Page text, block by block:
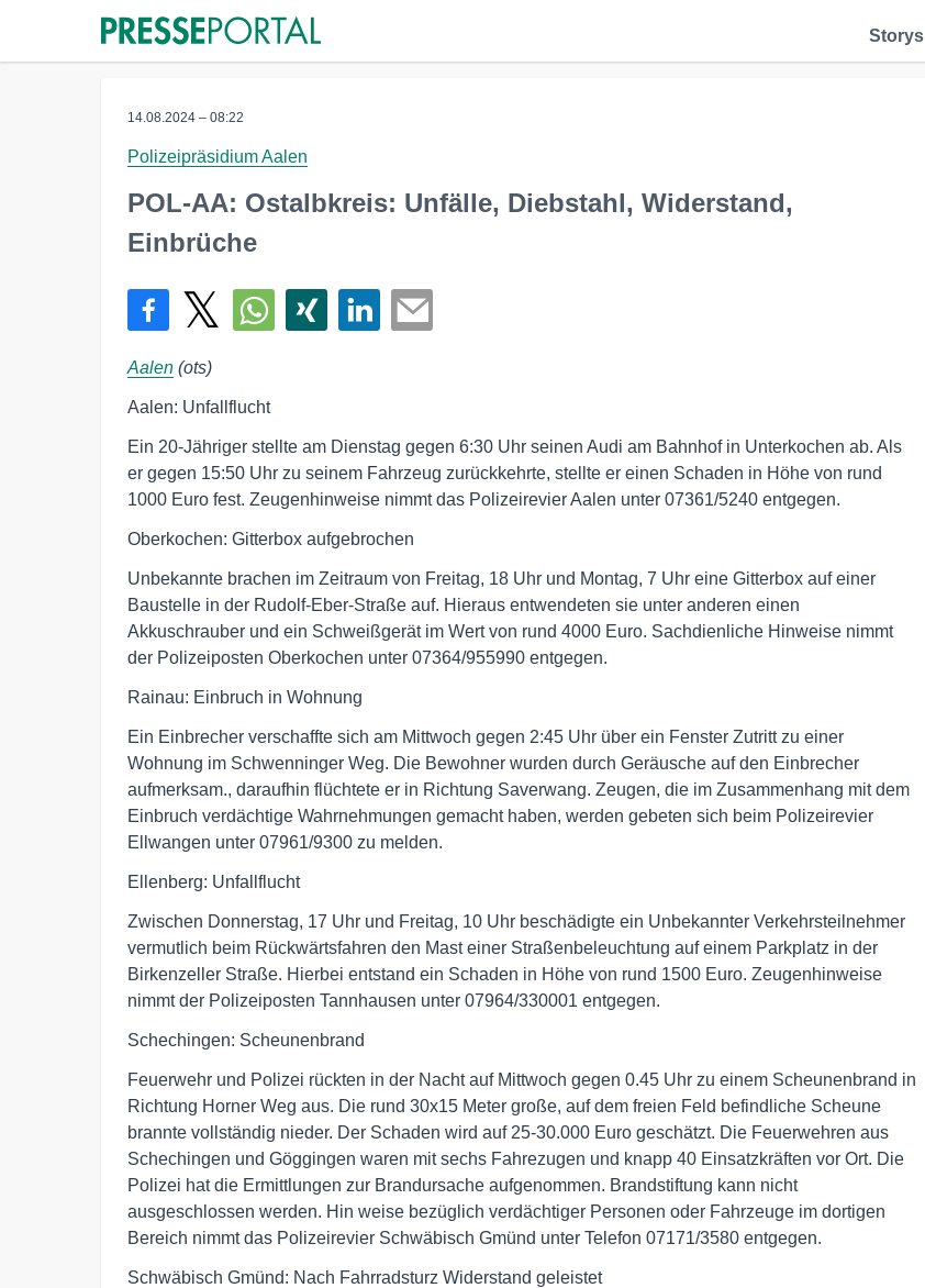
Storys
14.08.2024 – 08:22
Polizeipräsidium Aalen
POL-AA: Ostalbkreis: Unfälle, Diebstahl, Widerstand,
Einbrüche
Aalen (ots)
Aalen: Unfallflucht
Ein 20-Jähriger stellte am Dienstag gegen 6:30 Uhr seinen Audi am Bahnhof in Unterkochen ab. Als
er gegen 15:50 Uhr zu seinem Fahrzeug zurückkehrte, stellte er einen Schaden in Höhe von rund
1000 Euro fest. Zeugenhinweise nimmt das Polizeirevier Aalen unter 07361/5240 entgegen.
Oberkochen: Gitterbox aufgebrochen
Unbekannte brachen im Zeitraum von Freitag, 18 Uhr und Montag, 7 Uhr eine Gitterbox auf einer
Baustelle in der Rudolf-Eber-Straße auf. Hieraus entwendeten sie unter anderen einen
Akkuschrauber und ein Schweißgerät im Wert von rund 4000 Euro. Sachdienliche Hinweise nimmt
der Polizeiposten Oberkochen unter 07364/955990 entgegen.
Rainau: Einbruch in Wohnung
Ein Einbrecher verschaffte sich am Mittwoch gegen 2:45 Uhr über ein Fenster Zutritt zu einer
Wohnung im Schwenninger Weg. Die Bewohner wurden durch Geräusche auf den Einbrecher
aufmerksam., daraufhin flüchtete er in Richtung Saverwang. Zeugen, die im Zusammenhang mit dem
Einbruch verdächtige Wahrnehmungen gemacht haben, werden gebeten sich beim Polizeirevier
Ellwangen unter 07961/9300 zu melden.
Ellenberg: Unfallflucht
Zwischen Donnerstag, 17 Uhr und Freitag, 10 Uhr beschädigte ein Unbekannter Verkehrsteilnehmer
vermutlich beim Rückwärtsfahren den Mast einer Straßenbeleuchtung auf einem Parkplatz in der
Birkenzeller Straße. Hierbei entstand ein Schaden in Höhe von rund 1500 Euro. Zeugenhinweise
nimmt der Polizeiposten Tannhausen unter 07964/330001 entgegen.
Schechingen: Scheunenbrand
Feuerwehr und Polizei rückten in der Nacht auf Mittwoch gegen 0.45 Uhr zu einem Scheunenbrand in
Richtung Horner Weg aus. Die rund 30x15 Meter große, auf dem freien Feld befindliche Scheune
brannte vollständig nieder. Der Schaden wird auf 25-30.000 Euro geschätzt. Die Feuerwehren aus
Schechingen und Göggingen waren mit sechs Fahrezugen und knapp 40 Einsatzkräften vor Ort. Die
Polizei hat die Ermittlungen zur Brandursache aufgenommen. Brandstiftung kann nicht
ausgeschlossen werden. Hin weise bezüglich verdächtiger Personen oder Fahrzeuge im dortigen
Bereich nimmt das Polizeirevier Schwäbisch Gmünd unter Telefon 07171/3580 entgegen.
Schwäbisch Gmünd: Nach Fahrradsturz Widerstand geleistet